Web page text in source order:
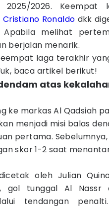
2025/2026. Keempat
Cristiano Ronaldo dkk
Apabila melihat
berjalan menarik.
laga terakhir
baca artikel berikut!
atas
ke markas Al Qadsiah
menjadi misi balas
pertama.
skor 1-2 saat
oleh Julian
gol tunggal Al Nassr
tendangan